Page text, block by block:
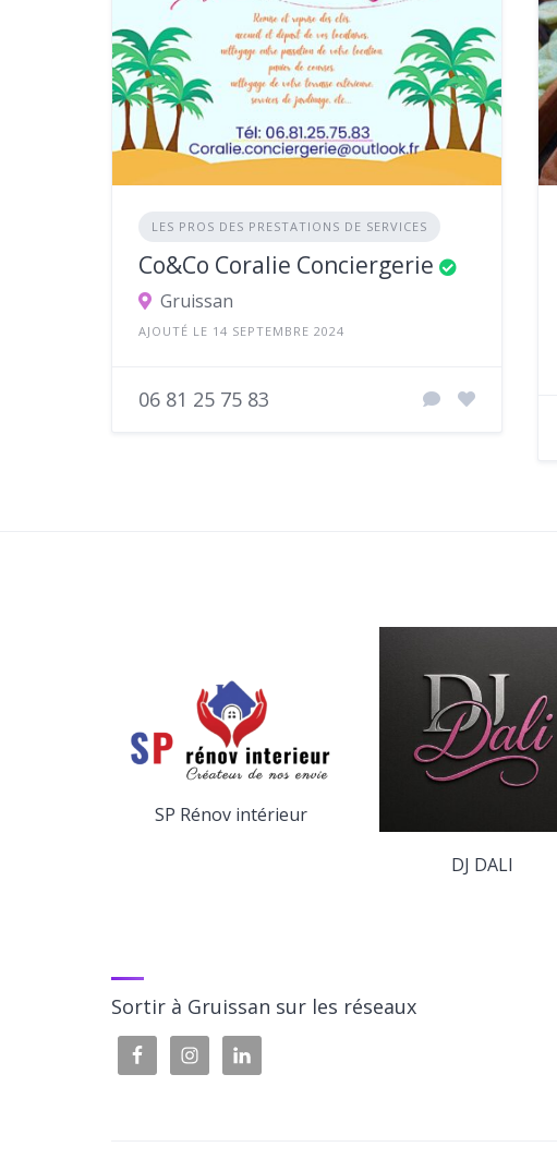
LES PROS DES PRESTATIONS DE SERVICES
Co&Co Coralie Conciergerie
Gruissan
AJOUTÉ LE 14 SEPTEMBRE 2024
06 81 25 75 83
SP Rénov intérieur
DJ DALI
Sortir à Gruissan sur les réseaux